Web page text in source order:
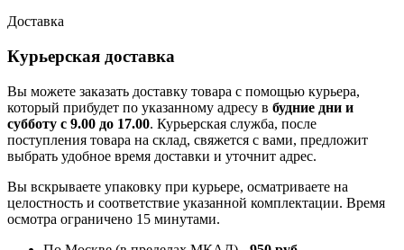
Доставка
Курьерская доставка
Вы можете заказать доставку товара с помощью курьера,
который прибудет по указанному адресу в будние дни и
субботу с 9.00 до 17.00. Курьерская служба, после
поступления товара на склад, свяжется с вами, предложит
выбрать удобное время доставки и уточнит адрес.
Вы вскрываете упаковку при курьере, осматриваете на
целостность и соответствие указанной комплектации. Время
осмотра ограничено 15 минутами.